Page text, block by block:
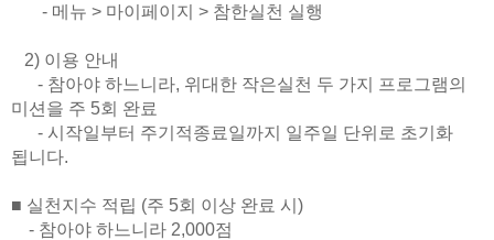
- 메뉴 > 마이페이지 > 참한실천 실행
2) 이용 안내
- 참아야 하느니라, 위대한 작은실천 두 가지 프로그램의
미션을 주 5회 완료
- 시작일부터 주기적종료일까지 일주일 단위로 초기화
됩니다.
■ 실천지수 적립 (주 5회 이상 완료 시)
- 참아야 하느니라 2,000점